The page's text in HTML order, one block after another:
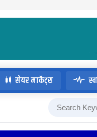
सेयर मार्केट्स